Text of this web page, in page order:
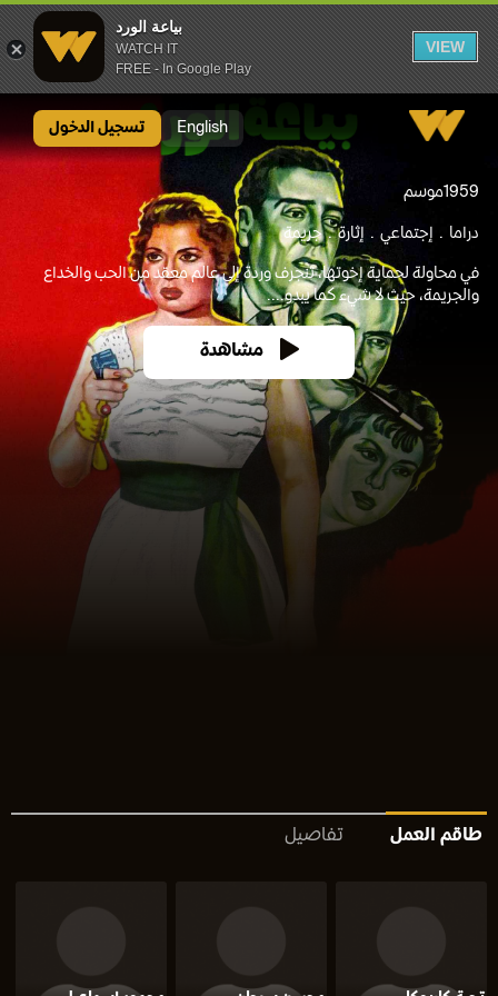
بياعة الورد
WATCH IT
FREE - In Google Play
VIEW
English تسجيل الدخول
1959موسم
دراما إجتماعي إثارة جريمة
في محاولة لحماية إخوتها، تنجرف وردة إلى عالم معقد من الحب والخداع
والجريمة، حيث لا شيء كما يبدو....
مشاهدة
طاقم العمل تفاصيل